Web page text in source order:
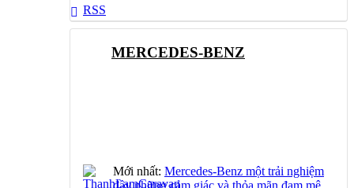
RSS
MERCEDES-BENZ
Mới nhất: Mercedes-Benz một trải nghiệm
đầy những cảm giác và thỏa mãn đam mê